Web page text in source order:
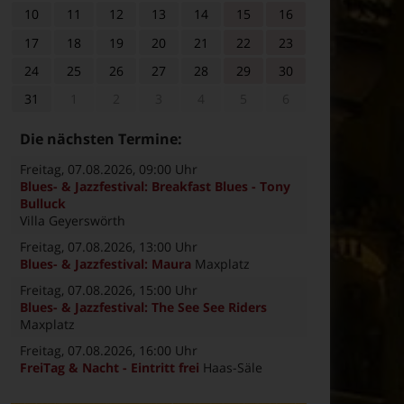
10 11 12 13 14 15
16
17
18 19 20 21 22
23
24
25 26 27 28 29
30
31
Die nächsten Termine:
Freitag, 07.08.2026, 09:00 Uhr
Blues- & Jazzfestival: Breakfast Blues - Tony
Bulluck
Villa Geyerswörth
Freitag, 07.08.2026, 13:00 Uhr
Blues- & Jazzfestival: Maura Maxplatz
Freitag, 07.08.2026, 15:00 Uhr
Blues- & Jazzfestival: The See See Riders
Maxplatz
Freitag, 07.08.2026, 16:00 Uhr
FreiTag & Nacht - Eintritt frei Haas-Säle